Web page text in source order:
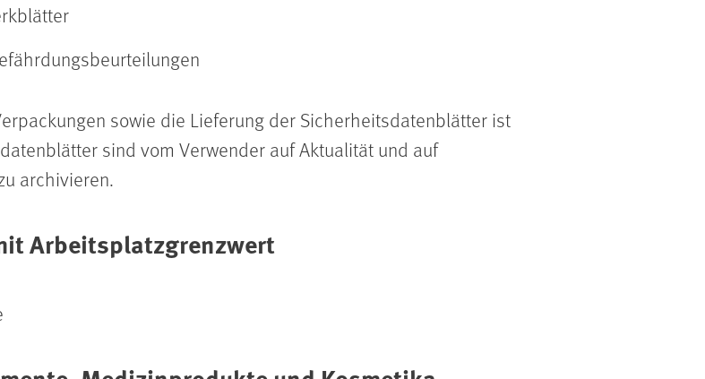
sowie die Lieferung der Sicherheitsdatenblätter ist
sind vom Verwender auf Aktualität und auf
archivieren.
Arbeitsplatzgrenzwert